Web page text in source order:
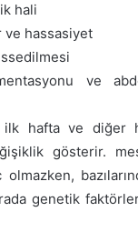
hali
ve hassasiyet
ve
hafta ve diğer
gösterir.
genetik